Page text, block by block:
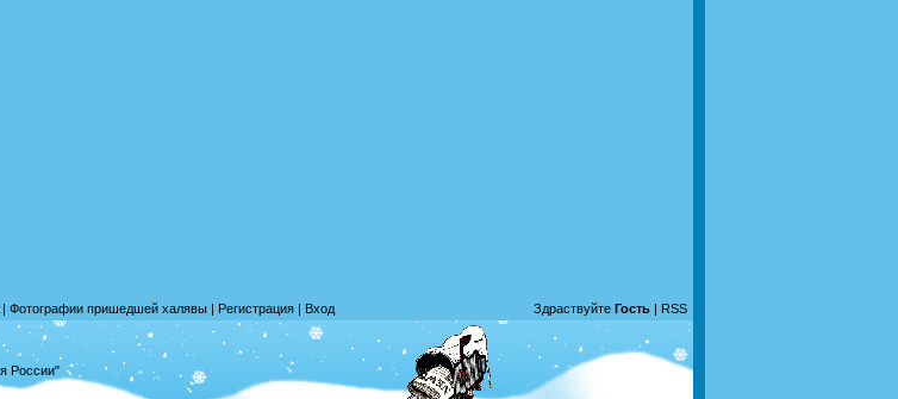
| Фотографии пришедшей халявы | Регистрация | Вход Здраствуйте Гость | RSS
России"